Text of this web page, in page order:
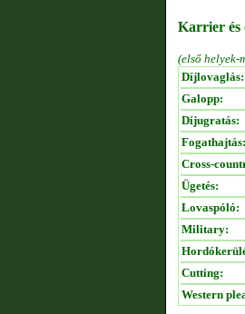
Karrier és
(első helyek-
Díjlovaglás:
Galopp:
Díjugratás:
Fogathajtás:
Cross-
Ügetés:
Lovaspóló:
Military:
Cutting:
Western